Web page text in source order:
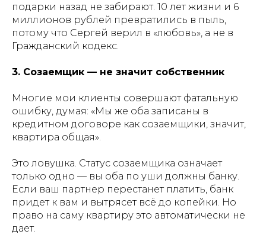
подарки назад не забирают. 10 лет жизни и 6
миллионов рублей превратились в пыль,
потому что Сергей верил в «любовь», а не в
Гражданский кодекс.
3. Созаемщик — не значит собственник
Многие мои клиенты совершают фатальную
ошибку, думая: «Мы же оба записаны в
кредитном договоре как созаемщики, значит,
квартира общая».
Это ловушка. Статус созаемщика означает
только одно — вы оба по уши должны банку.
Если ваш партнер перестанет платить, банк
придет к вам и вытрясет всё до копейки. Но
право на саму квартиру это автоматически не
дает.